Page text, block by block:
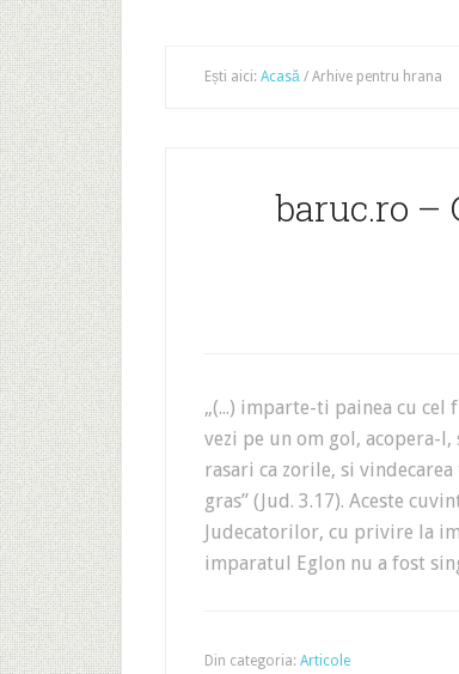
Ești aici: Acasă / Arhive pentru hrana
baruc.ro –
„(...) imparte-ti painea cu cel
vezi pe un om gol, acopera-
rasari ca zorile, si
gras” (Jud. 3.17). Aceste
Judecatorilor, cu privire la
imparatul Eglon nu a fost
Din categoria: Articole